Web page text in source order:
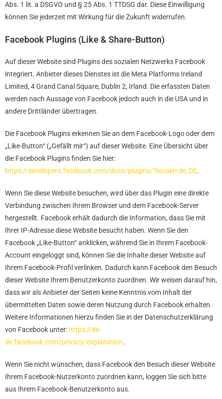
Abs. 1 lit. a DSGVO und § 25 Abs. 1 TTDSG dar. Diese Einwilligung
können Sie jederzeit mit Wirkung für die Zukunft widerrufen.
Facebook Plugins (Like & Share-Button)
Auf dieser Website sind Plugins des sozialen Netzwerks Facebook
integriert. Anbieter dieses Dienstes ist die Meta Platforms Ireland
Limited, 4 Grand Canal Square, Dublin 2, Irland. Die erfassten Daten
werden nach Aussage von Facebook jedoch auch in die USA und in
andere Drittländer übertragen.
Die Facebook Plugins erkennen Sie an dem Facebook-Logo oder dem
„Like-Button“ („Gefällt mir“) auf dieser Website. Eine Übersicht über
die Facebook Plugins finden Sie hier:
https://developers.facebook.com/docs/plugins/?locale=de_DE.
Wenn Sie diese Website besuchen, wird über das Plugin eine direkte
Verbindung zwischen Ihrem Browser und dem Facebook-Server
hergestellt. Facebook erhält dadurch die Information, dass Sie mit
Ihrer IP-Adresse diese Website besucht haben. Wenn Sie den
Facebook „Like-Button“ anklicken, während Sie in Ihrem Facebook-
Account eingeloggt sind, können Sie die Inhalte dieser Website auf
Ihrem Facebook-Profil verlinken. Dadurch kann Facebook den Besuch
dieser Website Ihrem Benutzerkonto zuordnen. Wir weisen darauf hin,
dass wir als Anbieter der Seiten keine Kenntnis vom Inhalt der
übermittelten Daten sowie deren Nutzung durch Facebook erhalten.
Weitere Informationen hierzu finden Sie in der Datenschutzerklärung
von Facebook unter: https://de-
de.facebook.com/privacy/explanation.
Wenn Sie nicht wünschen, dass Facebook den Besuch dieser Website
Ihrem Facebook-Nutzerkonto zuordnen kann, loggen Sie sich bitte
aus Ihrem Facebook-Benutzerkonto aus.